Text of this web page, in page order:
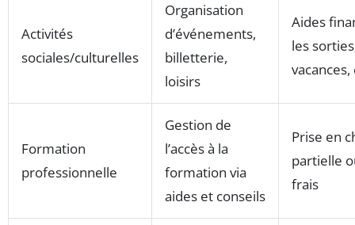
Activités
sociales/culturelles
Organisation
d’événements,
billetterie,
loisirs
Aides
les
Formation
professionnelle
Gestion de
l’accès à la
formation via
aides et conseils
Prise en
partielle
frais